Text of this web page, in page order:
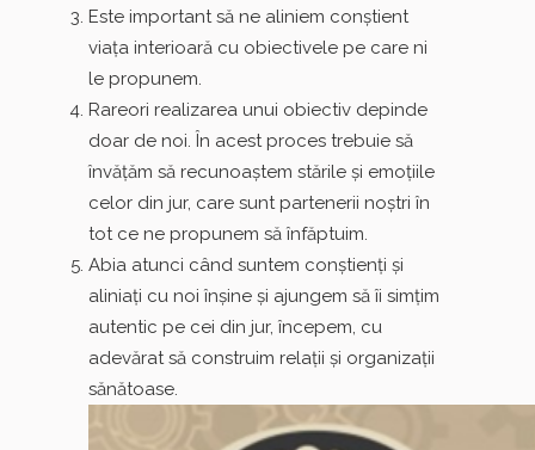
Este important să ne aliniem conştient
viaţa interioară cu obiectivele pe care ni
le propunem.
Rareori realizarea unui obiectiv depinde
doar de noi. În acest proces trebuie să
învăţăm să recunoaştem stările şi emoţiile
celor din jur, care sunt partenerii noştri în
tot ce ne propunem să înfăptuim.
Abia atunci când suntem conştienţi şi
aliniaţi cu noi înşine şi ajungem să îi simţim
autentic pe cei din jur, începem, cu
adevărat să construim relaţii şi organizaţii
sănătoase.